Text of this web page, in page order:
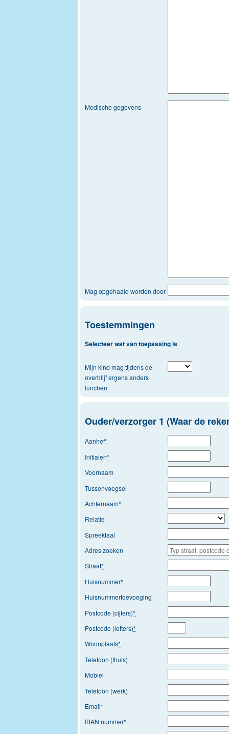
Medische gegevens
Mag opgehaald worden door
Toestemmingen
Selecteer wat van toepassing is
Mijn kind mag tijdens de
overblijf ergens anders
lunchen.
Ouder/verzorger 1 (Waar de
Aanhef*
Initialen*
Voornaam
Tussenvoegsel
Achternaam*
Relatie
Spreektaal
Adres zoeken
Straat*
Huisnummer*
Huisnummertoevoeging
Postcode (cijfers)*
Postcode (letters)*
Woonplaats*
Telefoon (thuis)
Mobiel
Telefoon (werk)
Email*
IBAN nummer*